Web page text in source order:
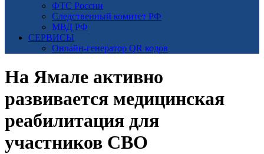
ФТС России
Следственный комитет РФ
МВД РФ
СЕРВИСЫ
Онлайн-генератор QR кодов
На Ямале активно
развивается медицинская
реабилитация для
участников СВО